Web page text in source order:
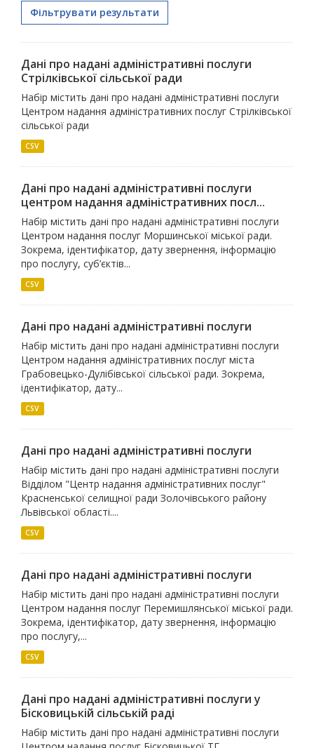
Фільтрувати результати
Дані про надані адміністративні послуги
Стрілківської сільської ради
Набір містить дані про надані адміністративні послуги
Центром надання адміністративних послуг Стрілківської
сільської ради
CSV
Дані про надані адміністративні послуги
центром надання адміністративних посл...
Набір містить дані про надані адміністративні послуги
Центром надання послуг Моршинської міської ради.
Зокрема, ідентифікатор, дату звернення, інформацію
про послугу, суб’єктів...
CSV
Дані про надані адміністративні послуги
Набір містить дані про надані адміністративні послуги
Центром надання адміністративних послуг міста
Грабовецько-Дулібівської сільської ради. Зокрема,
ідентифікатор, дату...
CSV
Дані про надані адміністративні послуги
Набір містить дані про надані адміністративні послуги
Відділом "Центр надання адміністративних послуг"
Красненської селищної ради Золочівського району
Львівської області....
CSV
Дані про надані адміністративні послуги
Набір містить дані про надані адміністративні послуги
Центром надання послуг Перемишлянської міської ради.
Зокрема, ідентифікатор, дату звернення, інформацію
про послугу,...
CSV
Дані про надані адміністративні послуги у
Бісковицькій сільській раді
Набір містить дані про надані адміністративні послуги